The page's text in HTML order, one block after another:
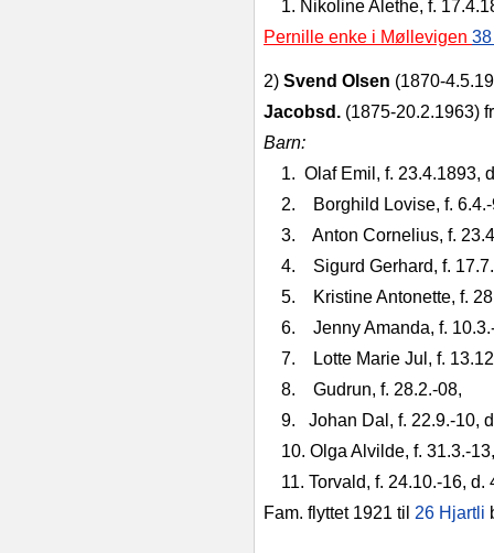
1. Nikoline Alethe, f.
Pernille enke i Møllevigen
2) Svend Olsen (1870-
Jacobsd. (1875-20.2.1963)
Barn:
1. Olaf Emil, f. 23.4.1893,
2. Borghild Lovise, f. 6.4.-
3. Anton Cornelius, f.
4. Sigurd Gerhard, f.
5. Kristine Antonette, f.
6. Jenny Amanda, f.
7. Lotte Marie Jul, f.
8. Gudrun, f. 28.2.-08,
9. Johan Dal, f. 22.9.-10,
10. Olga Alvilde, f. 31.3.-13,
11. Torvald, f. 24.10.-16, d.
Fam. flyttet 1921 til 26 Hjartli